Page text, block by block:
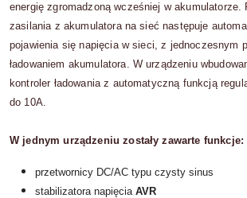
energię zgromadzoną wcześniej w akumulatorze.
zasilania z akumulatora na sieć następuje
pojawienia się napięcia w sieci, z jednoczesnym
ładowaniem akumulatora. W urządzeniu
kontroler ładowania z automatyczną funkcją
do 10A.
W jednym urządzeniu zostały zawarte funkcje:
przetwornicy DC/AC typu czysty sinus
stabilizatora napięcia AVR